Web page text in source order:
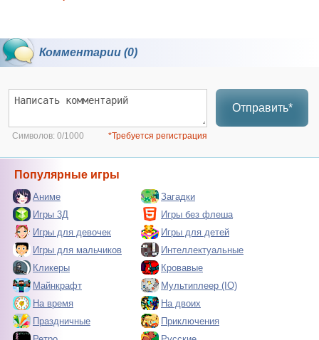
Комментарии (0)
Отправить*
Символов: 0/1000 *Требуется регистрация
Популярные игры
Аниме
Загадки
Игры 3Д
Игры без флеша
Игры для девочек
Игры для детей
Игры для мальчиков
Интеллектуальные
Кликеры
Кровавые
Майнкрафт
Мультиплеер (IO)
На время
На двоих
Праздничные
Приключения